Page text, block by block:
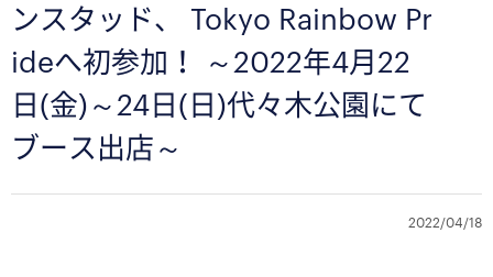
ンスタッド、 Tokyo Rainbow Pr
ideへ初参加！ ～2022年4月22
日(金)～24日(日)代々木公園にて
ブース出店～
2022/04/18